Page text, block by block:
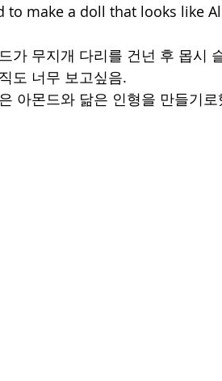
to make a doll that looks like
가 무지개 다리를 건넌 후 몹시
도 너무 보고싶음.
아몬드와 닮은 인형을 만들기로